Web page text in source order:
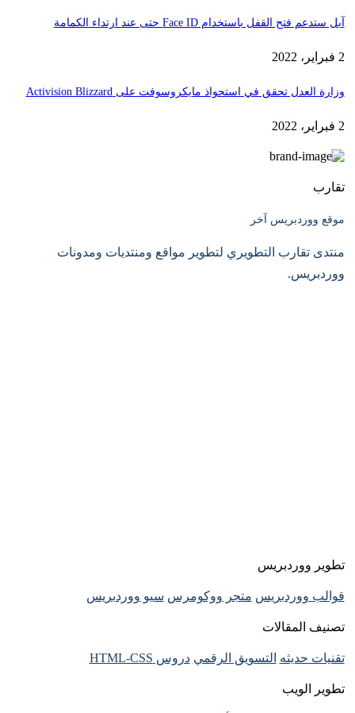
آبل ستدعم فتح القفل باستخدام Face ID حتى عند ارتداء الكمامة
2 فبراير، 2022
وزارة العدل تحقق في استحواذ مايكروسوفت على Activision Blizzard
2 فبراير، 2022
تقارب
موقع ووردبريس آخر
منتدى تقارب التطويري لتطوير مواقع ومنتديات ومدونات
ووردبريس.
تطوير ووردبريس
قوالب ووردبريس متجر ووكومرس سيو ووردبريس
تصنيف المقالات
تقنيات حديثه التسويق الرقمي دروس HTML-CSS
تطوير الويب